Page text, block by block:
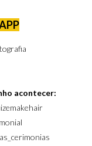
acontecer: